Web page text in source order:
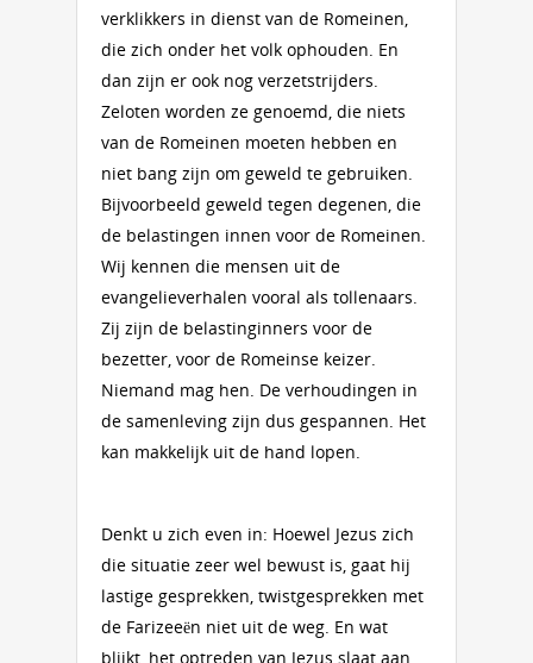
verklikkers in dienst van de Romeinen,
die zich onder het volk ophouden. En
dan zijn er ook nog verzetstrijders.
Zeloten worden ze genoemd, die niets
van de Romeinen moeten hebben en
niet bang zijn om geweld te gebruiken.
Bijvoorbeeld geweld tegen degenen, die
de belastingen innen voor de Romeinen.
Wij kennen die mensen uit de
evangelieverhalen vooral als tollenaars.
Zij zijn de belastinginners voor de
bezetter, voor de Romeinse keizer.
Niemand mag hen. De verhoudingen in
de samenleving zijn dus gespannen. Het
kan makkelijk uit de hand lopen.
Denkt u zich even in: Hoewel Jezus zich
die situatie zeer wel bewust is, gaat hij
lastige gesprekken, twistgesprekken met
de Farizeeën niet uit de weg. En wat
blijkt, het optreden van Jezus slaat aan.